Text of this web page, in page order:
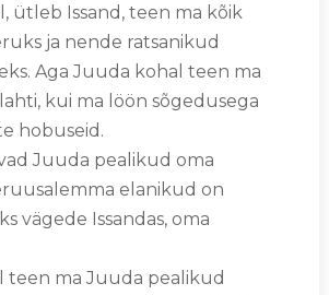
ütleb Issand, teen ma kõik
ja nende ratsanikud
Aga Juuda kohal teen ma
kui ma löön sõgedusega
hobuseid.
Juuda pealikud oma
elanikud on
vägede Issandas, oma
teen ma Juuda pealikud